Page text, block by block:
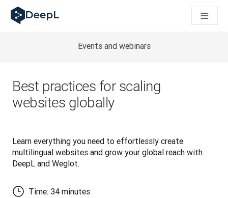
DeepL pour agents IA
Translation Flow de DeepL : des nouveaux processus
How we brought Swiss German to DeepL
Évaluation qualité traduction chez DeepL
De la traduction de texte à la traduction vocale en temps réel
Building an instantly accessible voice demo with DeepL
Events and webinars
Best practices for scaling
websites globally
Learn everything you need to effortlessly create
multilingual websites and grow your global reach with
DeepL and Weglot.
Time: 34 minutes